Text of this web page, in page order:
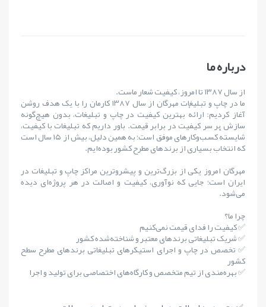
درباره ما
از سال ۱۳۸۷ تا امروز، کیفیت شعار ماست.
ما در چاپ و تبلیغات مهرگان از سال ۱۳۸۷ کارمان را با یک هدف روشن
آغاز کردیم: ارائهٔ بهترین کیفیت در چاپ و تبلیغات، بدون هیچ‌گونه
سازش بر سر کیفیت در برابر قیمت. باور داریم که تبلیغات با کیفیت،
شایستهٔ کسب‌وکارهای موفق است؛ به همین دلیل، بیش از ۱۵ سال است
که انتخاب بسیاری از برندهای مطرح کشور بوده‌ایم.
مهرگان امروز یکی از بزرگ‌ترین و پیشروترین مراکز چاپ و تبلیغات در
ایران است؛ جایی که نوآوری، کیفیت و اصالت در هر پروژه‌ای دیده
می‌شود.
چرا ما؟
✅ کیفیت را فدای قیمت نمی‌کنیم
✅ شریک تبلیغاتی برندهای معتبر و شناخته‌شده کشور
✅ تخصص در چاپ و اجرای استیکرهای تبلیغاتی برندهای مطرح سطح
کشور
✅ بهره‌مندی از تیم متخصص و کارگاه‌های اختصاصی برای تولید و اجرا